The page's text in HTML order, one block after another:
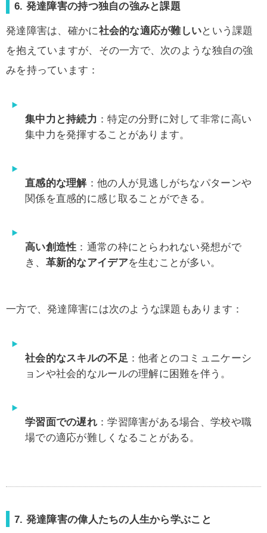
6. 発達障害の持つ独自の強みと課題
発達障害は、確かに社会的な適応が難しいという課題
を抱えていますが、その一方で、次のような独自の強
みを持っています：
集中力と持続力 ：特定の分野に対して非常に高い
集中力を発揮することがあります。
直感的な理解：他の人が見逃しがちなパターンや
関係を直感的に感じ取ることができる。
高い創造性 ：通常の枠にとらわれない発想がで
き、 革新的なアイデアを生むことが多い。
一方で、発達障害には次のような課題もあります：
社会的なスキルの不足：他者とのコミュニケーシ
ョンや社会的なルールの理解に困難を伴う。
学習面での遅れ：学習障害がある場合、学校や職
場での適応が難しくなることがある。
7. 発達障害の偉人たちの人生から学ぶこと